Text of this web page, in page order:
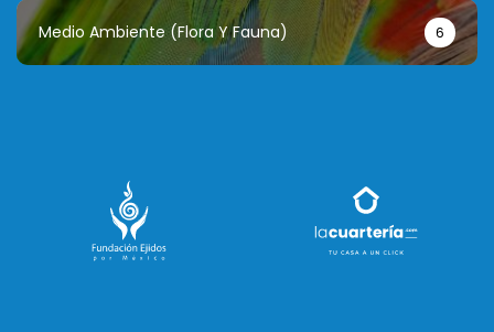
Medio Ambiente (flora Y Fauna) 6